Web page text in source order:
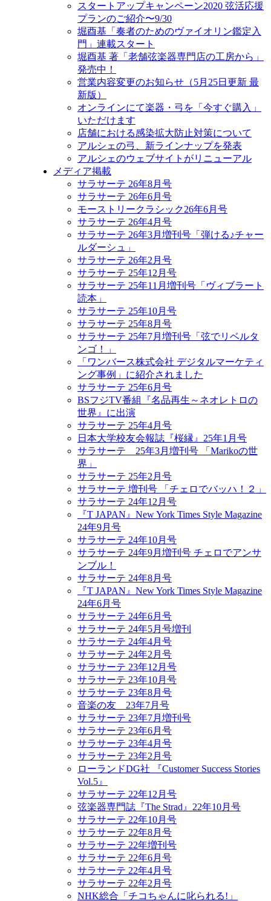
スタートアップキャンペーン2020 弦活応援
プランのご紹介〜9/30
堀酉基「奏者のためのヴァイオリン鑑定入
門」連載スタート
堀酉基 著「老舗弦楽器専門店の工房から」
発売中！
営業内容変更のお知らせ（5月25日更新 最
新版）
オンラインにて楽器・弓を「今すぐ購入」
いただけます
店舗における感染拡大防止対策について
アルシェの弓、新ラインナップを発表
アルシェのウェブサイトがリニューアル
メディア掲載
サラサーテ 26年8月号
サラサーテ 26年6月号
モーストリークラシック26年6月号
サラサーテ 26年4月号
サラサーテ 26年3月増刊号「弾ける♪チャー
ルダーシュ」
サラサーテ 26年2月号
サラサーテ 25年12月号
サラサーテ 25年11月増刊号「ヴィブラート
読本」
サラサーテ 25年10月号
サラサーテ 25年8月号
サラサーテ 25年7月増刊号「弦でリベルタ
ンゴ！」
「ワンバース株式会社 デジタルマーケティ
ング事例」に紹介されました
サラサーテ 25年6月号
BSフジTV番組『名品再生～ネオレトロの
世界』に出演
サラサーテ 25年4月号
日本大学校友会報誌『桜縁』25年1月号
サラサーテ 25年3月増刊号 「Marikoの世
界」
サラサーテ 25年2月号
サラサーテ 増刊号 「チェロでバッハ！２」
サラサーテ 24年12月号
『T JAPAN』New York Times Style Magazine
24年9月号
サラサーテ 24年10月号
サラサーテ 24年9月増刊号 チェロでアンサ
ンブル！
サラサーテ 24年8月号
『T JAPAN』New York Times Style Magazine
24年6月号
サラサーテ 24年6月号
サラサーテ 24年5月号増刊
サラサーテ 24年4月号
サラサーテ 24年2月号
サラサーテ 23年12月号
サラサーテ 23年10月号
サラサーテ 23年8月号
音楽の友 23年7月号
サラサーテ 23年7月増刊号
サラサーテ 23年6月号
サラサーテ 23年4月号
サラサーテ 23年2月号
ローランドDG社 『Customer Success Stories
Vol.5』
サラサーテ 22年12月号
弦楽器専門誌『The Strad』22年10月号
サラサーテ 22年10月号
サラサーテ 22年8月号
サラサーテ 22年増刊号
サラサーテ 22年6月号
サラサーテ 22年4月号
サラサーテ 22年2月号
NHK総合「チコちゃんに叱られる!」